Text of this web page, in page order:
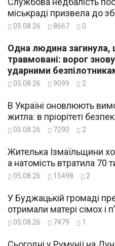
міськраді призвела до
05.08.26 8667 0
Одна людина
травмовані: ворог
ударними
05.08.26 9099 2
В Україні оновлюють
житла: в пріорітеті
05.08.26 7290 2
Жителька Ізмаїльщини
а натомість втратила 70
05.08.26 15498 2
У Буджацькій громаді
отримали матері сімох і
05.08.26 7479 1